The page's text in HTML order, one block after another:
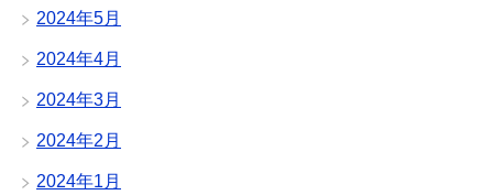
2024年5月
2024年4月
2024年3月
2024年2月
2024年1月